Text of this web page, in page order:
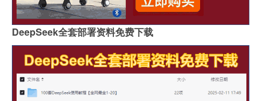
DeepSeek全套部署资料免费下载